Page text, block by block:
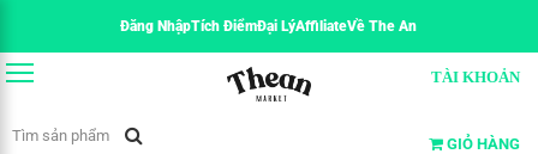
Đăng NhậpTích ĐiểmĐại LýAffiliateVề The An
TÀI KHOẢN
GIỎ HÀNG